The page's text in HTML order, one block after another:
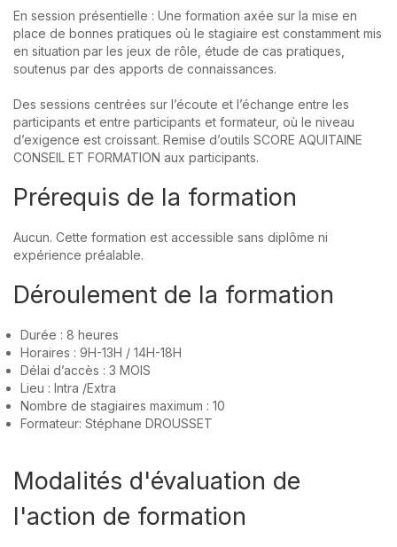
En session présentielle : Une formation axée sur la mise en
place de bonnes pratiques où le stagiaire est constamment mis
en situation par les jeux de rôle, étude de cas pratiques,
soutenus par des apports de connaissances.
Des sessions centrées sur l’écoute et l’échange entre les
participants et entre participants et formateur, où le niveau
d’exigence est croissant. Remise d’outils SCORE AQUITAINE
CONSEIL ET FORMATION aux participants.
Prérequis de la formation
Aucun. Cette formation est accessible sans diplôme ni
expérience préalable.
Déroulement de la formation
Durée : 8 heures
Horaires : 9H-13H / 14H-18H
Délai d’accès : 3 MOIS
Lieu : Intra /Extra
Nombre de stagiaires maximum : 10
Formateur: Stéphane DROUSSET
Modalités d'évaluation de
l'action de formation